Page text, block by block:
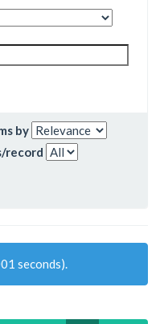
by
record
seconds).